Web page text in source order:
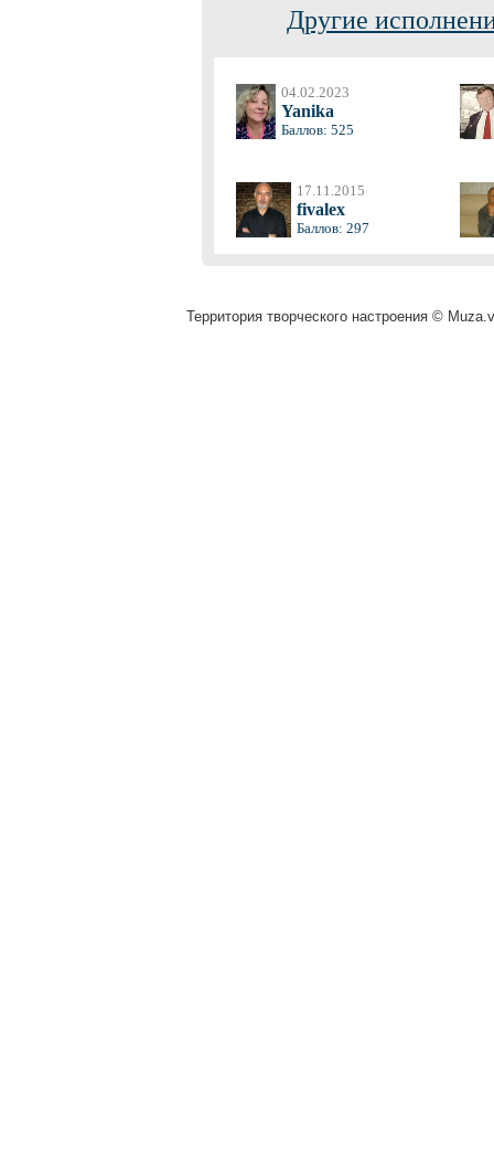
Другие
04.02.2023
Yanika
Баллов: 525
17.11.2015
fivalex
Баллов: 297
Территория творческого настроения ©